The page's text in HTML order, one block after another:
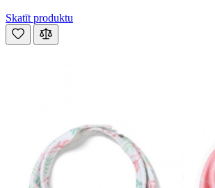
Skatīt produktu